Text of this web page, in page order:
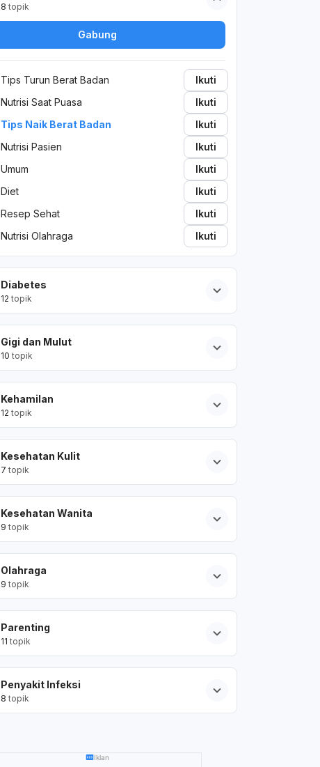
8 topik
Gabung
Tips Turun Berat Badan
Ikuti
Nutrisi Saat Puasa
Ikuti
Tips Naik Berat Badan
Ikuti
Nutrisi Pasien
Ikuti
Umum
Ikuti
Diet
Ikuti
Resep Sehat
Ikuti
Nutrisi Olahraga
Ikuti
Diabetes
12 topik
Gigi dan Mulut
10 topik
Kehamilan
12 topik
Kesehatan Kulit
7 topik
Kesehatan Wanita
9 topik
Olahraga
9 topik
Parenting
11 topik
Penyakit Infeksi
8 topik
Iklan